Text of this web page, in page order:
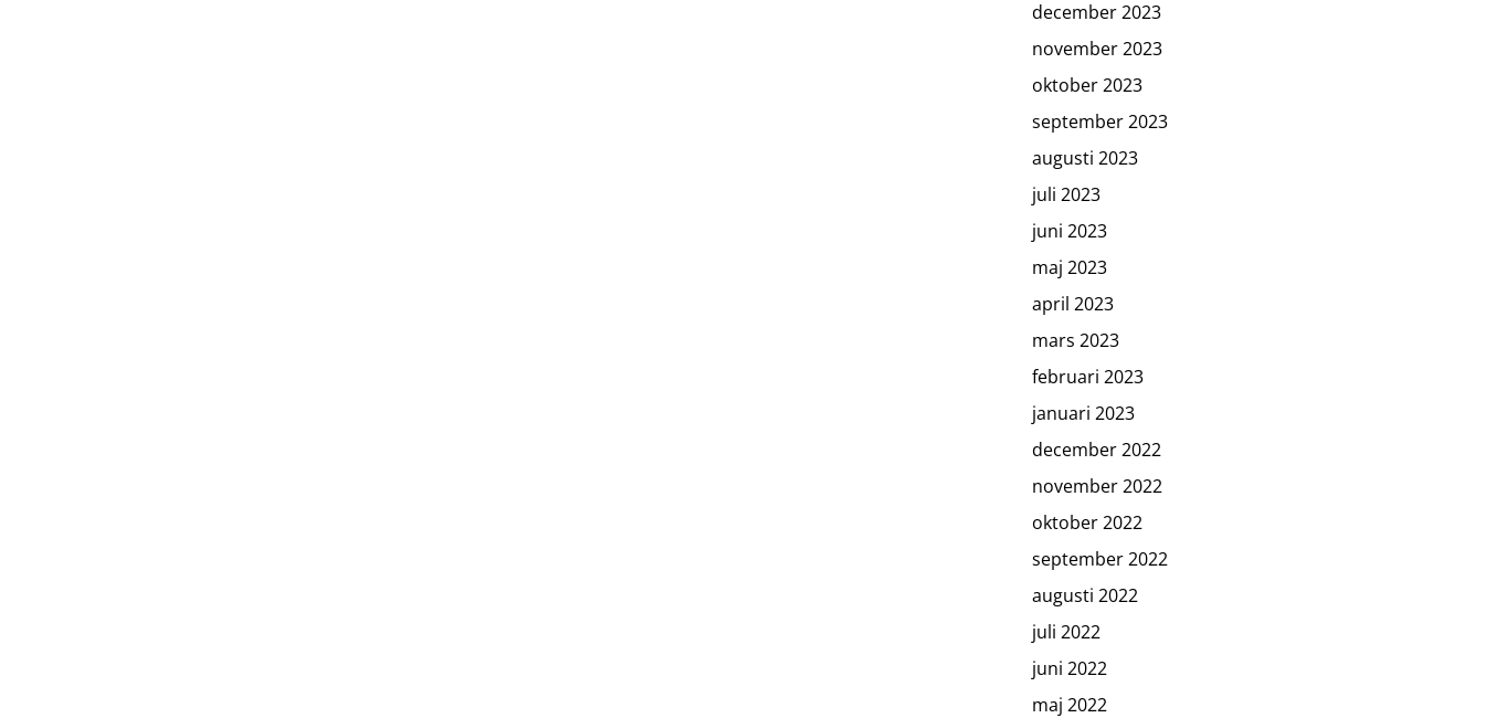
december 2023
november 2023
oktober 2023
september 2023
augusti 2023
juli 2023
juni 2023
maj 2023
april 2023
mars 2023
februari 2023
januari 2023
december 2022
november 2022
oktober 2022
september 2022
augusti 2022
juli 2022
juni 2022
maj 2022